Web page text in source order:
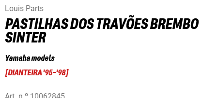
Louis Parts
PASTILHAS DOS TRAVÕES BREMBO
SINTER
Yamaha models
[DIANTEIRA '95-'98]